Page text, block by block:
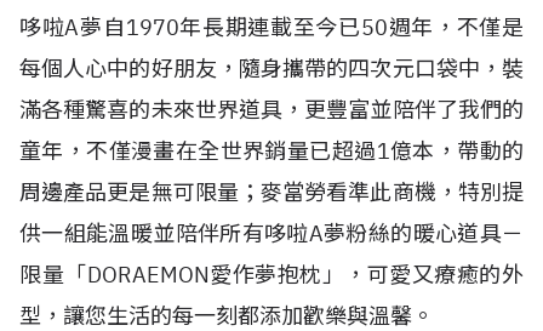
哆啦A夢自1970年長期連載至今已50週年，不僅是
每個人心中的好朋友，隨身攜帶的四次元口袋中，裝
滿各種驚喜的未來世界道具，更豐富並陪伴了我們的
童年，不僅漫畫在全世界銷量已超過1億本，帶動的
周邊產品更是無可限量；麥當勞看準此商機，特別提
供一組能溫暖並陪伴所有哆啦A夢粉絲的暖心道具－
限量「DORAEMON愛作夢抱枕」，可愛又療癒的外
型，讓您生活的每一刻都添加歡樂與溫馨。